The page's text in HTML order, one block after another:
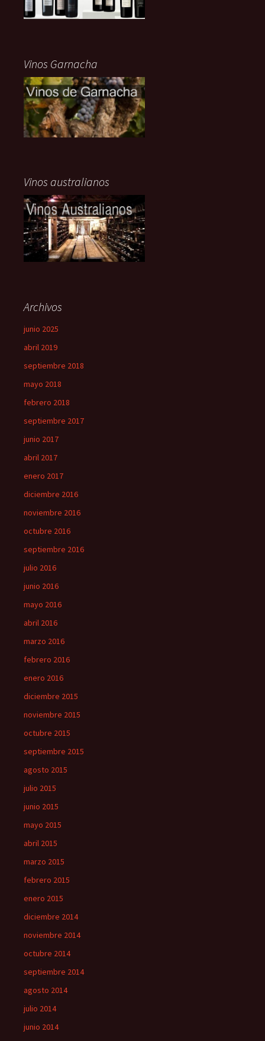
Vinos Garnacha
Vinos australianos
Archivos
junio 2025
abril 2019
septiembre 2018
mayo 2018
febrero 2018
septiembre 2017
junio 2017
abril 2017
enero 2017
diciembre 2016
noviembre 2016
octubre 2016
septiembre 2016
julio 2016
junio 2016
mayo 2016
abril 2016
marzo 2016
febrero 2016
enero 2016
diciembre 2015
noviembre 2015
octubre 2015
septiembre 2015
agosto 2015
julio 2015
junio 2015
mayo 2015
abril 2015
marzo 2015
febrero 2015
enero 2015
diciembre 2014
noviembre 2014
octubre 2014
septiembre 2014
agosto 2014
julio 2014
junio 2014